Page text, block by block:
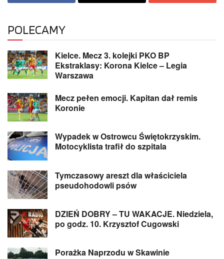
POLECAMY
Kielce. Mecz 3. kolejki PKO BP
Ekstraklasy: Korona Kielce – Legia
Warszawa
Mecz pełen emocji. Kapitan dał remis
Koronie
Wypadek w Ostrowcu Świętokrzyskim.
Motocyklista trafił do szpitala
Tymczasowy areszt dla właściciela
pseudohodowli psów
DZIEŃ DOBRY – TU WAKACJE. Niedziela,
po godz. 10. Krzysztof Cugowski
Porażka Naprzodu w Skawinie